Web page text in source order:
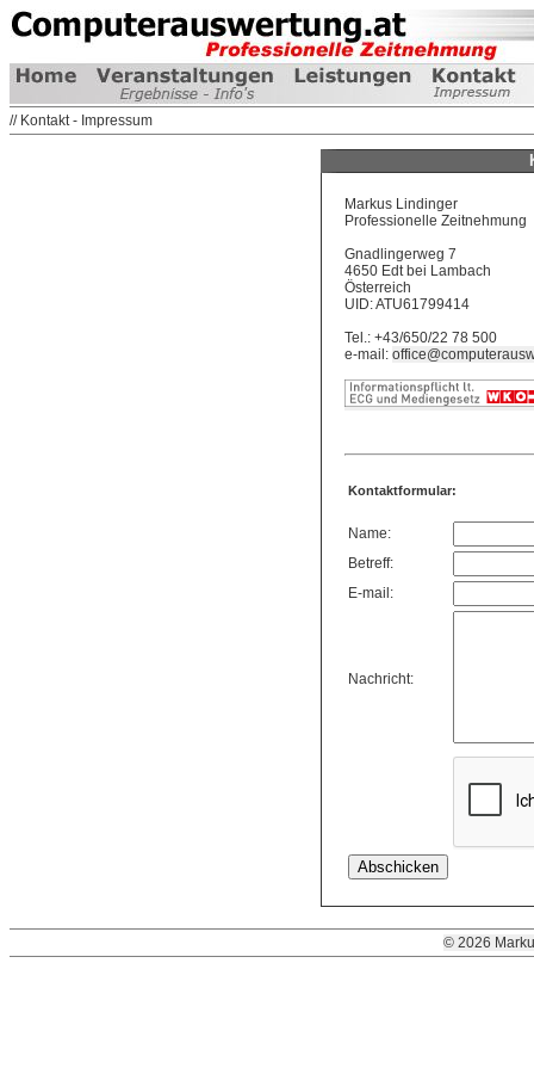
// Kontakt - Impressum
Markus Lindinger
Professionelle Zeitnehmung
Gnadlingerweg 7
4650 Edt bei Lambach
Österreich
UID: ATU61799414
Tel.: +43/650/22 78 500
e-mail:
Kontaktformular:
Name:
Betreff:
E-mail:
Nachricht:
© 2026